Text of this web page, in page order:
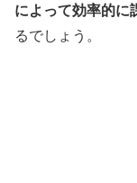
によって効率的に
るでしょう。